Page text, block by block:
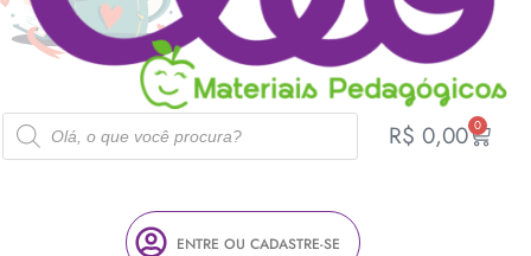
R$ 0,00 0
ENTRE OU CADASTRE-SE